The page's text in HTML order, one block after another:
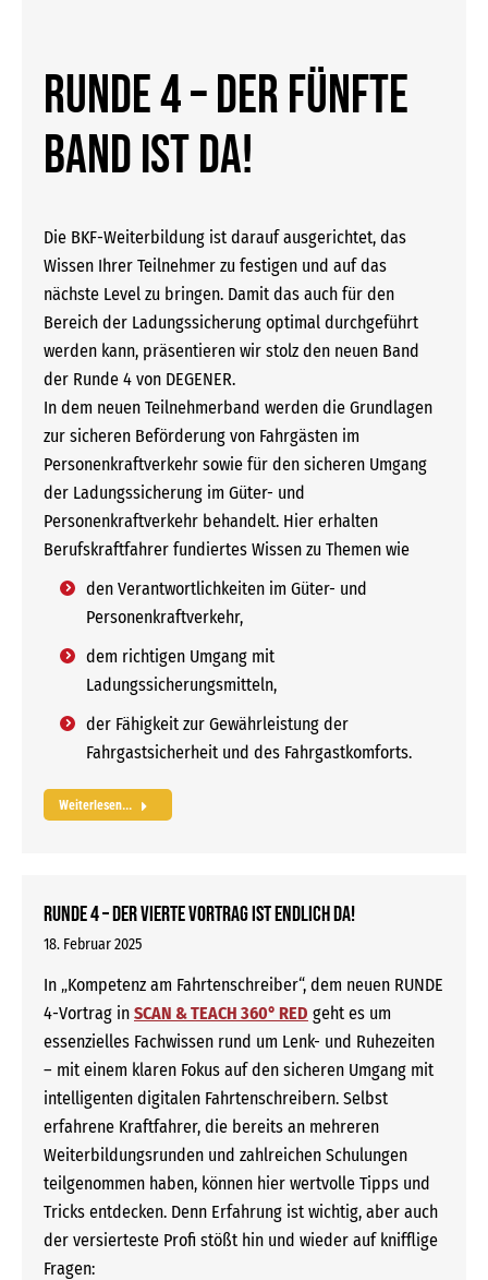
RUNDE 4 – der fünfte
Band ist da!
Die BKF-Weiterbildung ist darauf ausgerichtet, das
Wissen Ihrer Teilnehmer zu festigen und auf das
nächste Level zu bringen. Damit das auch für den
Bereich der Ladungssicherung optimal durchgeführt
werden kann, präsentieren wir stolz den neuen Band
der Runde 4 von DEGENER.
In dem neuen Teilnehmerband werden die Grundlagen
zur sicheren Beförderung von Fahrgästen im
Personenkraftverkehr sowie für den sicheren Umgang
der Ladungssicherung im Güter- und
Personenkraftverkehr behandelt. Hier erhalten
Berufskraftfahrer fundiertes Wissen zu Themen wie
den Verantwortlichkeiten im Güter- und
Personenkraftverkehr,
dem richtigen Umgang mit
Ladungssicherungsmitteln,
der Fähigkeit zur Gewährleistung der
Fahrgastsicherheit und des Fahrgastkomforts.
Weiterlesen...
RUNDE 4 – Der vierte Vortrag ist endlich da!
18. Februar 2025
In „Kompetenz am Fahrtenschreiber“, dem neuen RUNDE
4-Vortrag in SCAN & TEACH 360° RED geht es um
essenzielles Fachwissen rund um Lenk- und Ruhezeiten
– mit einem klaren Fokus auf den sicheren Umgang mit
intelligenten digitalen Fahrtenschreibern. Selbst
erfahrene Kraftfahrer, die bereits an mehreren
Weiterbildungsrunden und zahlreichen Schulungen
teilgenommen haben, können hier wertvolle Tipps und
Tricks entdecken. Denn Erfahrung ist wichtig, aber auch
der versierteste Profi stößt hin und wieder auf knifflige
Fragen: